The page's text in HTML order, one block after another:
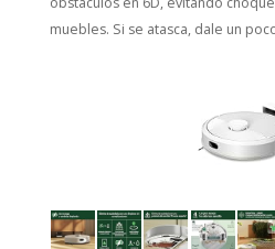
muebles. Si se atasca, dale un